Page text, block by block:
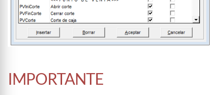
IMPORTANTE